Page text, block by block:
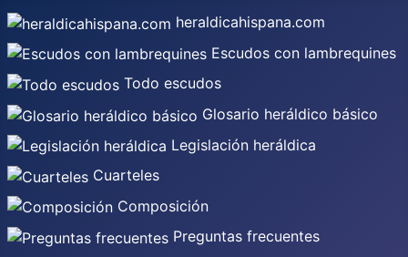
heraldicahispana.com
Escudos con lambrequines
Todo escudos
Glosario heráldico básico
Legislación heráldica
Cuarteles
Composición
Preguntas frecuentes